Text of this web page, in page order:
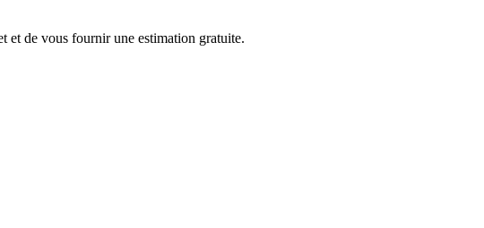
et de vous fournir une estimation gratuite.